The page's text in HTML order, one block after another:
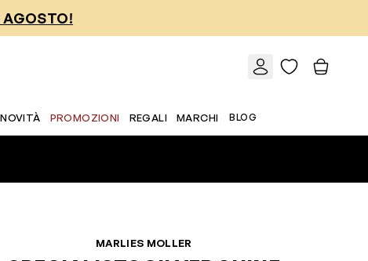
AGOSTO!
NOVITÀ PROMOZIONI REGALI MARCHI BLOG
MARLIES MOLLER